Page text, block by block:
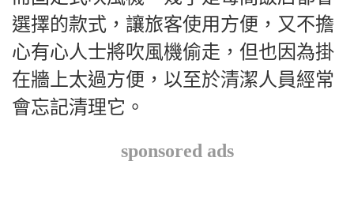
選擇的款式，讓旅客使用方便，又不擔
心有心人士將吹風機偷走，但也因為掛
在牆上太過方便，以至於清潔人員經常
會忘記清理它。
sponsored ads